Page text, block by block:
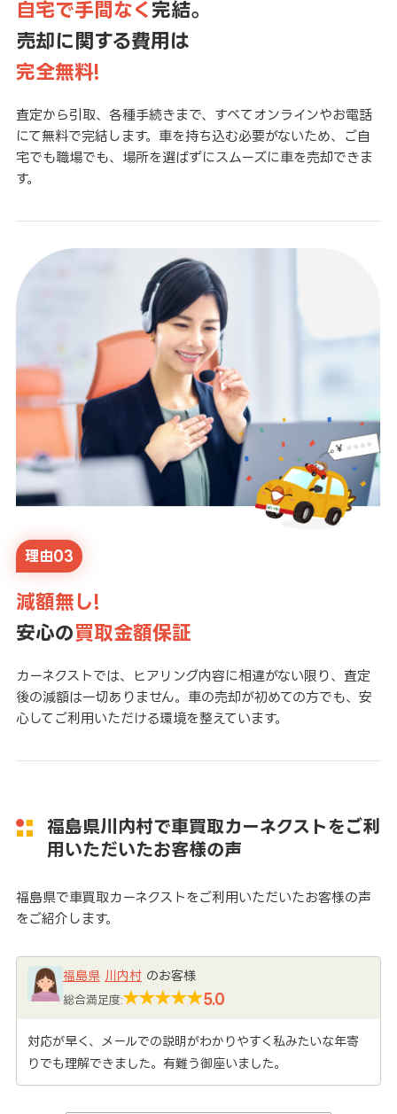
自宅で手間なく 完結。
売却に関する費用は
完全無料!
査定から引取、各種手続きまで、すべてオンラインやお電話
にて無料で完結します。車を持ち込む必要がないため、ご自
宅でも職場でも、場所を選ばずにスムーズに車を売却できま
す。
理由03
減額無し!
安心の買取金額保証
カーネクストでは、ヒアリング内容に相違がない限り、査定
後の減額は一切ありません。車の売却が初めての方でも、安
心してご利用いただける環境を整えています。
福島県川内村で車買取カーネクストをご利
用いただいたお客様の声
福島県で車買取カーネクストをご利用いただいたお客様の声
をご紹介します。
福島県 川内村のお客様
総合満足度: 5.0
対応が早く、メールでの説明がわかりやすく私みたいな年寄
りでも理解できました。有難う御座いました。